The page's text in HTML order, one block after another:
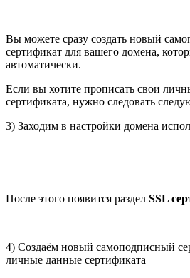
Вы можете сразу создать новый
сертификат для вашего домена,
автоматически.
Если вы хотите прописать свои
сертификата, нужно следовать
3) Заходим в настройки домена
После этого появится раздел SSL
4) Создаём новый самоподписный
личные данные сертификата